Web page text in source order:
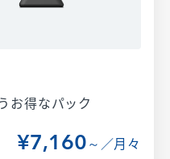
お得なパック
¥7,160～／月々